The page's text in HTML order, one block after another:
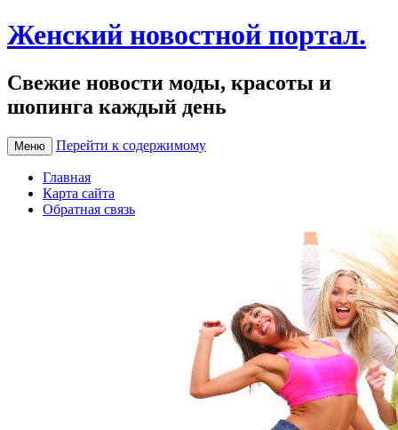
Женский новостной портал.
Свежие новости моды, красоты и
шопинга каждый день
Меню Перейти к содержимому
Главная
Карта сайта
Обратная связь